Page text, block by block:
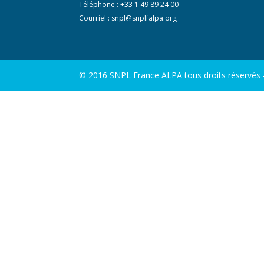
Téléphone : +33 1 49 89 24 00
Courriel : snpl@snplfalpa.org
© 2016 SNPL France ALPA tous droits réservés